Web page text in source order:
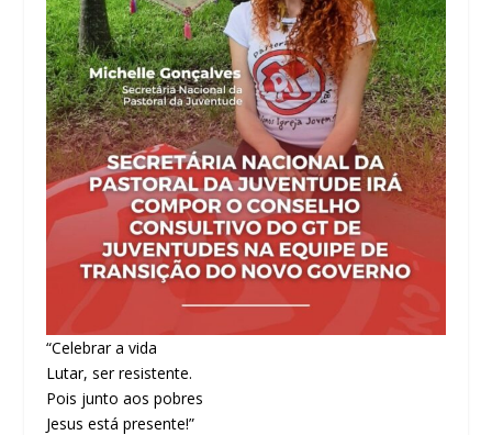
“Celebrar a vida
Lutar, ser resistente.
Pois junto aos pobres
Jesus está presente!”